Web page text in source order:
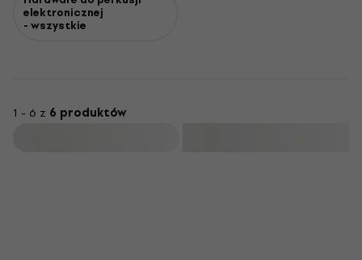
elektronicznej
- wszystkie
1 - 6 z 6 produktów